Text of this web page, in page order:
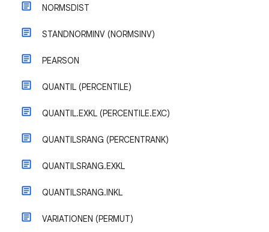
NORMSDIST
STANDNORMINV (NORMSINV)
PEARSON
QUANTIL (PERCENTILE)
QUANTIL.EXKL (PERCENTILE.EXC)
QUANTILSRANG (PERCENTRANK)
QUANTILSRANG.EXKL
QUANTILSRANG.INKL
VARIATIONEN (PERMUT)